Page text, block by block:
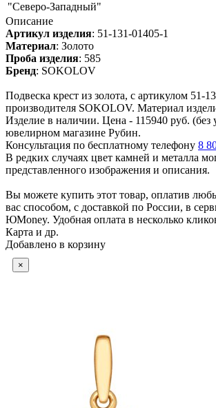
"Северо-Западный"
Описание
Артикул изделия: 51-131-01405-1
Материал: Золото
Проба изделия: 585
Бренд: SOKOLOV
Подвеска крест из золота, с артикулом 51-
производителя SOKOLOV. Материал
Изделие в наличии. Цена - 115940 руб. (без
ювелирном магазине Рубин.
Консультация по бесплатному телефону 8
В редких случаях цвет камней и металла
представленного изображения и описания.
Вы можете купить этот товар, оплатив
вас способом, с доставкой по России, в
ЮMoney. Удобная оплата в несколько
Карта и др.
Добавлено в корзину
×